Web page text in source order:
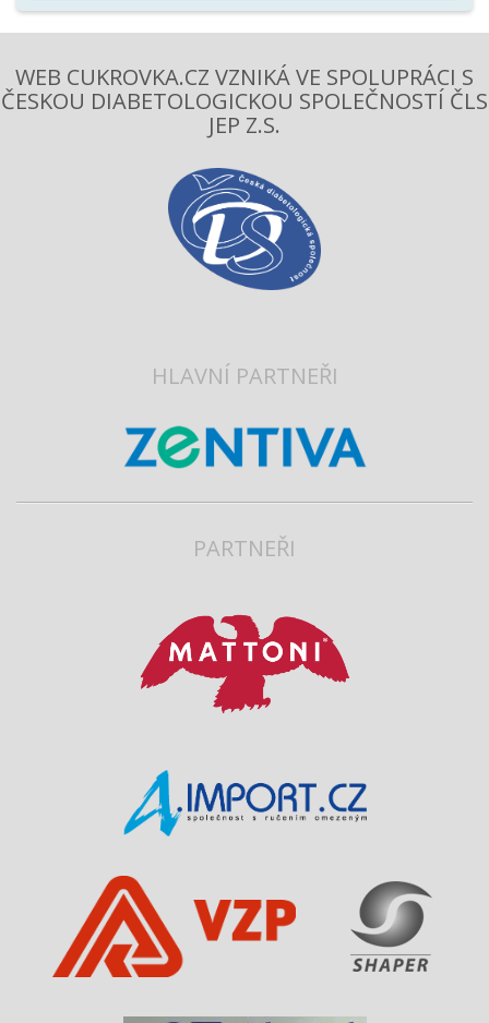
WEB CUKROVKA.CZ VZNIKÁ VE SPOLUPRÁCI S
ČESKOU DIABETOLOGICKOU SPOLEČNOSTÍ ČLS
JEP Z.S.
HLAVNÍ PARTNEŘI
PARTNEŘI